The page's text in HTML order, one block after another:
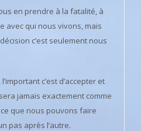
en prendre à la fatalité, à
avec qui nous vivons, mais
c’est seulement nous
c’est d’accepter et
jamais exactement comme
que nous pouvons faire
pas après l’autre.